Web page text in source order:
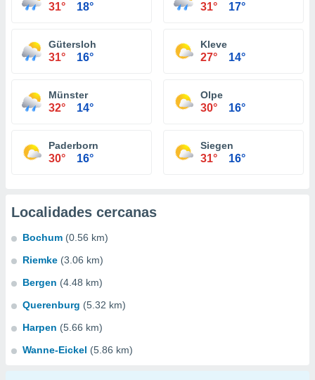
31° 18° 31° 17°
Gütersloh
31° 16°
Kleve
27° 14°
Münster
32° 14°
Olpe
30° 16°
Paderborn
30° 16°
Siegen
31° 16°
Localidades cercanas
Bochum (0.56 km)
Riemke (3.06 km)
Bergen (4.48 km)
Querenburg (5.32 km)
Harpen (5.66 km)
Wanne-Eickel (5.86 km)